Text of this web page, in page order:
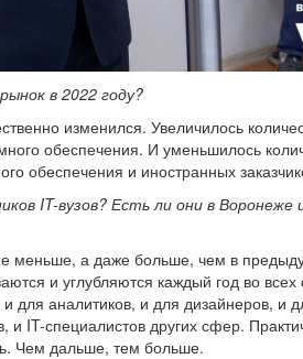
в 2022 году?
изменился. Увеличилось
обеспечения. И уменьшилось
обеспечения и иностранных
IT-вузов? Есть ли они в Воронеже
меньше, а даже больше, чем в
и углубляются каждый год во
для аналитиков, и для дизайнеров, и
IT-специалистов других сфер.
Чем дальше, тем больше.